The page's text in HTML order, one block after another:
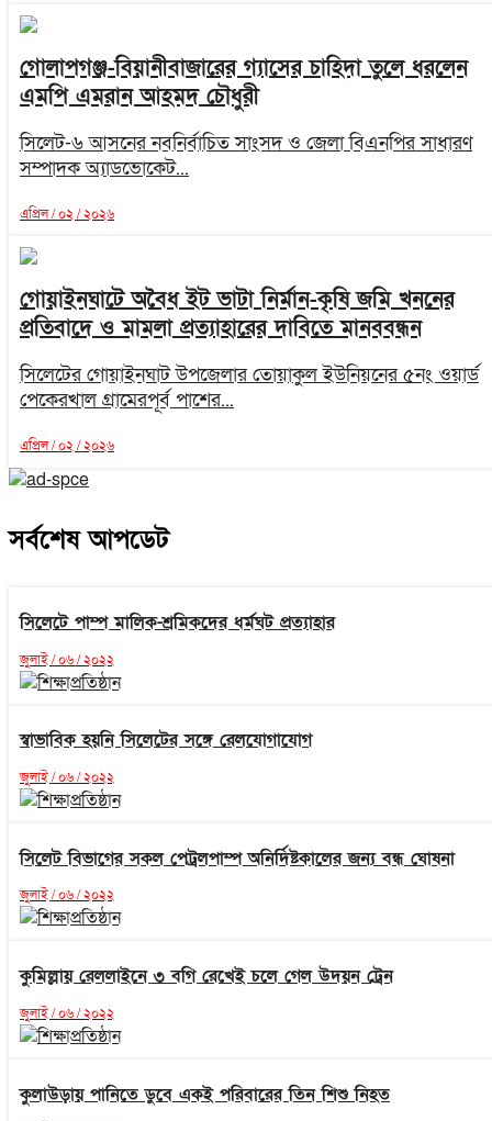
গোলাপগঞ্জ-বিয়ানীবাজারের গ্যাসের চাহিদা তুলে ধরলেন
এমপি এমরান আহমদ চৌধুরী
সিলেট-৬ আসনের নবনির্বাচিত সাংসদ ও জেলা বিএনপির সাধারণ
সম্পাদক অ্যাডভোকেট...
এপ্রিল / ০২ / ২০২৬
গোয়াইনঘাটে অবৈধ ইট ভাটা নির্মান-কৃষি জমি খননের
প্রতিবাদে ও মামলা প্রত্যাহারের দাবিতে মানববন্ধন
‎সিলেটের গোয়াইনঘাট উপজেলার তোয়াকুল ইউনিয়নের ৫নং ওয়ার্ড
পেকেরখাল গ্রামের‎পূর্ব পাশের...
এপ্রিল / ০২ / ২০২৬
সর্বশেষ আপডেট
সিলেটে পাম্প মালিক-শ্রমিকদের ধর্মঘট প্রত্যাহার
জুলাই / ০৬ / ২০২২
স্বাভাবিক হয়নি সিলেটের সঙ্গে রেলযোগাযোগ
জুলাই / ০৬ / ২০২২
সিলেট বিভাগের সকল পেট্রলপাম্প অনির্দিষ্টকালের জন্য বন্ধ ঘোষনা
জুলাই / ০৬ / ২০২২
কুমিল্লায় রেললাইনে ৩ বগি রেখেই চলে গেল উদয়ন ট্রেন
জুলাই / ০৬ / ২০২২
কুলাউড়ায় পানিতে ডুবে একই পরিবারের তিন শিশু নিহত